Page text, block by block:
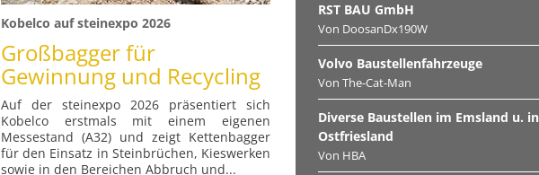
Kobelco auf steinexpo 2026
Großbagger für
Gewinnung und Recycling
Auf der steinexpo 2026 präsentiert sich
Kobelco erstmals mit einem eigenen
Messestand (A32) und zeigt Kettenbagger
für den Einsatz in Steinbrüchen, Kieswerken
sowie in den Bereichen Abbruch und...
RST BAU GmbH
Von DoosanDx190W
Volvo Baustellenfahrzeuge
Von The-Cat-Man
Diverse Baustellen im Emsland u. in
Ostfriesland
Von HBA